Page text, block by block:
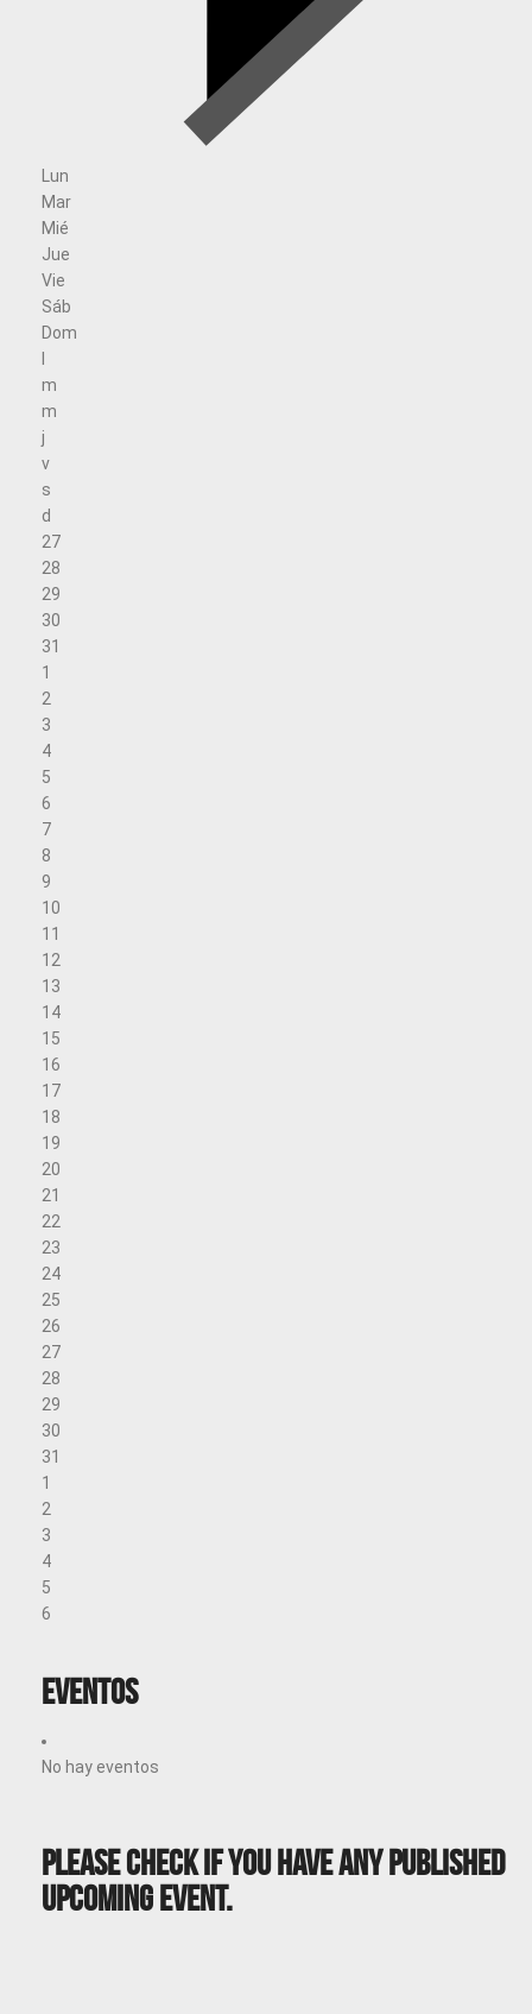
Lun
Mar
Mié
Jue
Vie
Sáb
Dom
m
m
j
v
s
d
27
28
29
30
31
1
2
3
4
5
6
7
8
9
10
11
12
13
14
15
16
17
18
19
20
21
22
23
24
25
26
27
28
29
30
31
1
2
3
4
5
6
Eventos
No hay eventos
Please Check If You Have Any Published
Upcoming Event.